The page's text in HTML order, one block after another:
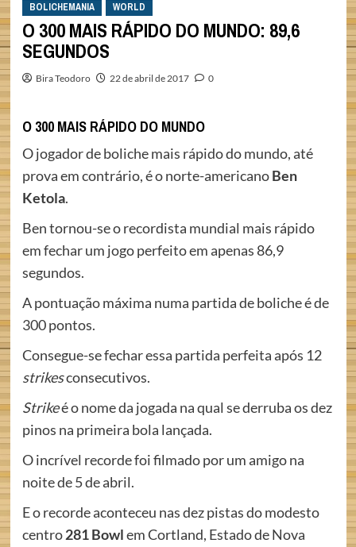
BOLICHEMANIA WORLD
O 300 MAIS RÁPIDO DO MUNDO: 89,6
SEGUNDOS
Bira Teodoro 22 de abril de 2017 0
O 300 MAIS RÁPIDO DO MUNDO
O jogador de boliche mais rápido do mundo, até
prova em contrário, é o norte-americanoBen
Ketola.
Ben tornou-se o recordista mundial mais rápido
em fechar um jogo perfeito em apenas 86,9
segundos.
A pontuação máxima numa partida de boliche é de
300 pontos.
Consegue-se fechar essa partida perfeita após 12
strikesconsecutivos.
Strikeé o nome da jogada na qual se derruba os dez
pinos na primeira bola lançada.
O incrível recorde foi filmado por um amigo na
noite de 5 de abril.
E o recorde aconteceu nas dez pistas do modesto
centro281 Bowlem Cortland, Estado de Nova